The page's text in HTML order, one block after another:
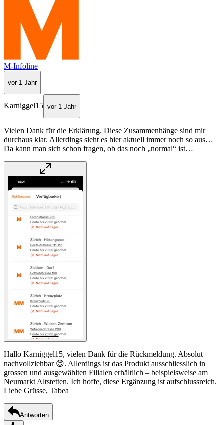
M-Infoline
vor 1 Jahr
Karniggel15 vor 1 Jahr
Vielen Dank für die Erklärung. Diese Zusammenhänge sind mir
durchaus klar. Allerdings sieht es hier aktuell immer noch so aus…
Da kann man sich schon fragen, ob das noch „normal“ ist…
Hallo Karniggel15, vielen Dank für die Rückmeldung. Absolut
nachvollziehbar 😊. Allerdings ist das Produkt ausschliesslich in
grossen und ausgewählten Filialen erhältlich – beispielsweise am
Neumarkt Altstetten. Ich hoffe, diese Ergänzung ist aufschlussreich.
Liebe Grüsse, Tabea
Antworten